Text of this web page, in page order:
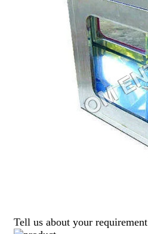
Tell us about your requirement